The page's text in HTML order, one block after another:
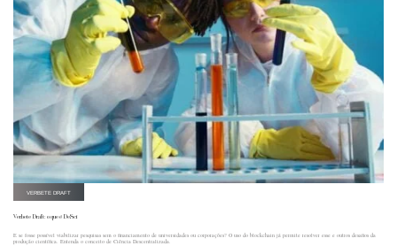
VERBETE DRAFT
Verbete Draft: o que é DeSci
E se fosse possível viabilizar pesquisas sem o financiamento de universidades ou corporações? O uso do blockchain já permite resolver esse e outros desafios da
produção científica. Entenda o conceito de Ciência Descentralizada.